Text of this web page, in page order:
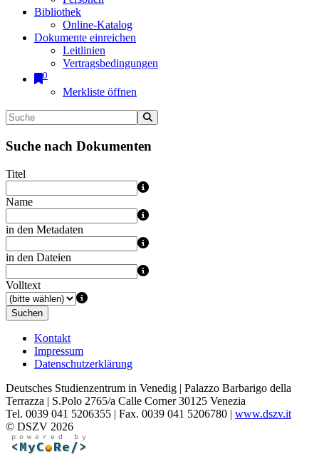
Bibliothek
Online-Katalog
Dokumente einreichen
Leitlinien
Vertragsbedingungen
0
Merkliste öffnen
Suche nach Dokumenten
Titel
Name
in den Metadaten
in den Dateien
Volltext
Suchen
Kontakt
Impressum
Datenschutzerklärung
Deutsches Studienzentrum in Venedig | Palazzo Barbarigo della
Terrazza | S.Polo 2765/a Calle Corner 30125 Venezia
Tel. 0039 041 5206355 | Fax. 0039 041 5206780 | www.dszv.it
© DSZV 2026